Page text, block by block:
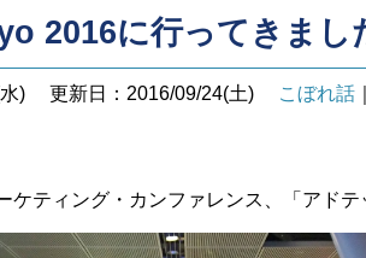
2016に行ってきまし
) 更新日：2016/09/24(土) こぼれ話
ケティング・カンファレンス、「アドテ